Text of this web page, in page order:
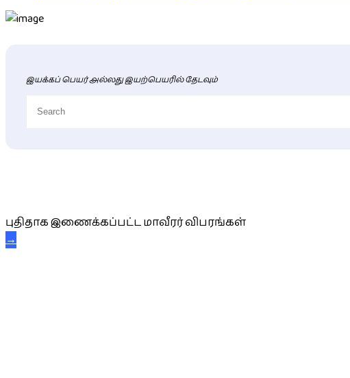
இயக்கப் பெயர் அல்லது இயற்பெயரில் தேடவும்
புதிதாக இணைக்கப்பட்ட மாவீரர் விபரங்கள்
→